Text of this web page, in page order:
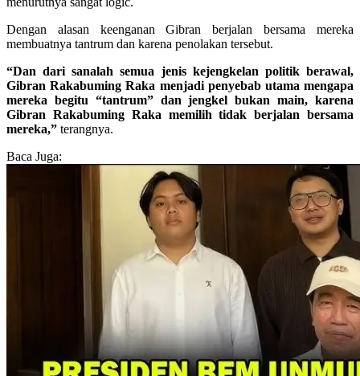
Dengan alasan keenganan Gibran berjalan bersama mereka
membuatnya tantrum dan karena penolakan tersebut.
“Dan dari sanalah semua jenis kejengkelan politik berawal,
Gibran Rakabuming Raka menjadi penyebab utama mengapa
mereka begitu “tantrum” dan jengkel bukan main, karena
Gibran Rakabuming Raka memilih tidak berjalan bersama
mereka,” terangnya.
Baca Juga: